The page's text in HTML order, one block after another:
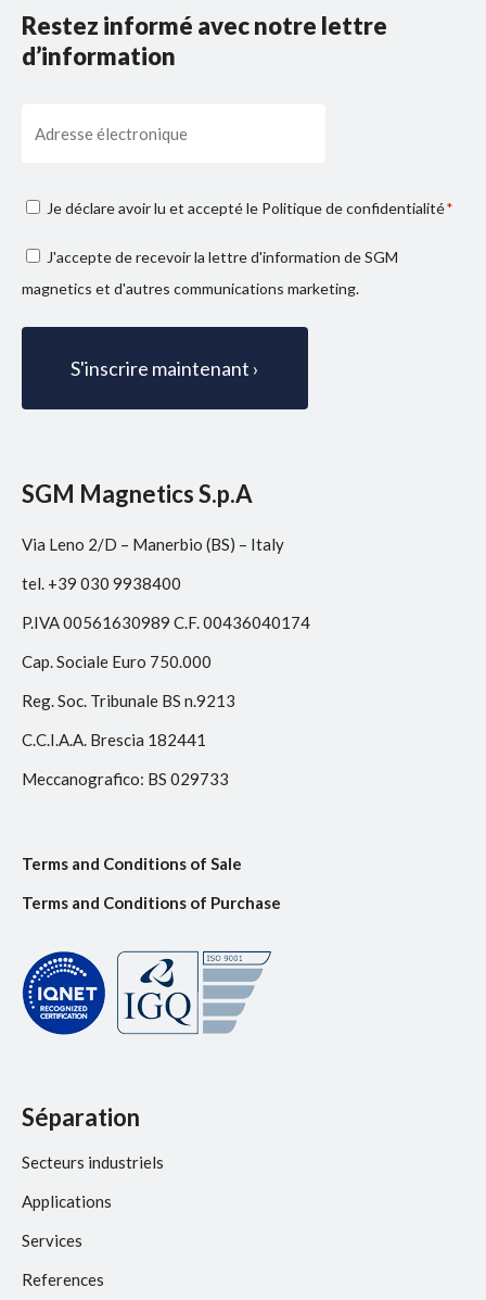
Restez informé avec notre lettre
d’information
Consenso
*
Je déclare avoir lu et accepté le Politique de confidentialité*
Consenso
marketing
J'accepte de recevoir la lettre d'information de SGM
magnetics et d'autres communications marketing.
SGM Magnetics S.p.A
Via Leno 2/D – Manerbio (BS) – Italy
tel. +39 030 9938400
P.IVA 00561630989 C.F. 00436040174
Cap. Sociale Euro 750.000
Reg. Soc. Tribunale BS n.9213
C.C.I.A.A. Brescia 182441
Meccanografico: BS 029733
Terms and Conditions of Sale
Terms and Conditions of Purchase
Séparation
Secteurs industriels
Applications
Services
References